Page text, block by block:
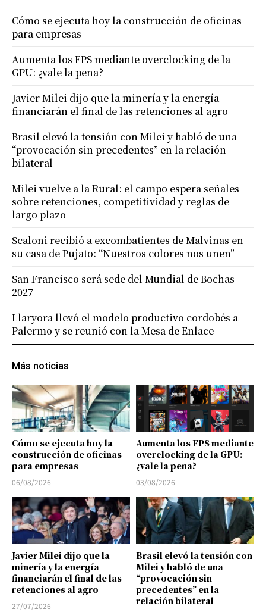
Más noticias
Cómo se ejecuta hoy la
construcción de oficinas
para empresas
06/08/2026
Aumenta los FPS mediante
overclocking de la GPU:
¿vale la pena?
03/08/2026
Javier Milei dijo que la
minería y la energía
financiarán el final de las
retenciones al agro
27/07/2026
Brasil elevó la tensión con
Milei y habló de una
“provocación sin
precedentes” en la
relación bilateral
Cómo se ejecuta hoy la construcción de oficinas
para empresas
Aumenta los FPS mediante overclocking de la
GPU: ¿vale la pena?
Javier Milei dijo que la minería y la energía
financiarán el final de las retenciones al agro
Brasil elevó la tensión con Milei y habló de una
“provocación sin precedentes” en la relación
bilateral
Milei vuelve a la Rural: el campo espera señales
sobre retenciones, competitividad y reglas de
largo plazo
Scaloni recibió a excombatientes de Malvinas en
su casa de Pujato: “Nuestros colores nos unen”
San Francisco será sede del Mundial de Bochas
2027
Llaryora llevó el modelo productivo cordobés a
Palermo y se reunió con la Mesa de Enlace